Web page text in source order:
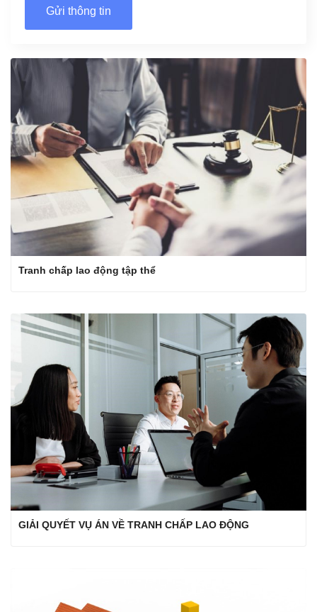
Gửi thông tin
Tranh chấp lao động tập thể
GIẢI QUYẾT VỤ ÁN VỀ TRANH CHẤP LAO ĐỘNG